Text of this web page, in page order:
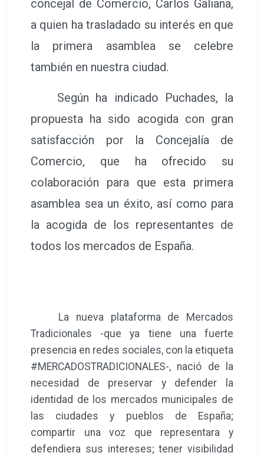
concejal de Comercio, Carlos Galiana,
a quien ha trasladado su interés en que
la primera asamblea se celebre
también en nuestra ciudad.
Según ha indicado Puchades, la
propuesta ha sido acogida con gran
satisfacción por la Concejalía de
Comercio, que ha ofrecido su
colaboración para que esta primera
asamblea sea un éxito, así como para
la acogida de los representantes de
todos los mercados de España.
La nueva plataforma de Mercados
Tradicionales -que ya tiene una fuerte
presencia en redes sociales, con la etiqueta
#MERCADOSTRADICIONALES-, nació de la
necesidad de preservar y defender la
identidad de los mercados municipales de
las ciudades y pueblos de España;
compartir una voz que representara y
defendiera sus intereses; tener visibilidad